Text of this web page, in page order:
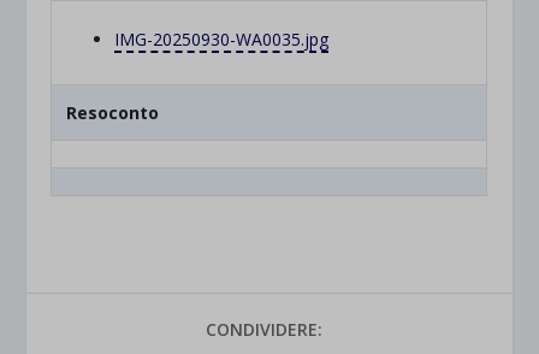
IMG-20250930-WA0035.jpg
Resoconto
CONDIVIDERE: